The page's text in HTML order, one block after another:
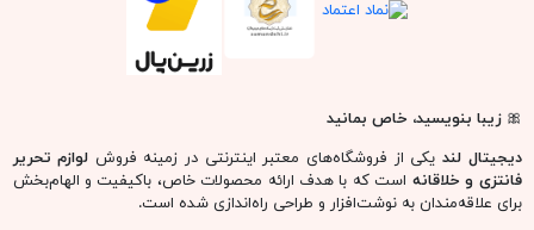
🎀زیبا بنویسید، خاص بمانید
دیجیتال لند یکی از فروشگاه‌های معتبر اینترنتی در زمینه فروش لوازم تحریر
فانتزی و خلاقانه است که با هدف ارائه محصولات خاص، باکیفیت و الهام‌بخش
برای علاقه‌مندان به نوشت‌افزار و طراحی راه‌اندازی شده است.